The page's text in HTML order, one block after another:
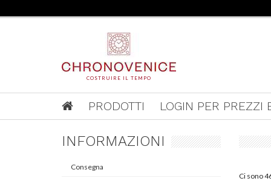
COSTRUIRE IL TEMPO
PRODOTTI LOGIN PER PREZZI
Ci sono
INFORMAZIONI
Consegna